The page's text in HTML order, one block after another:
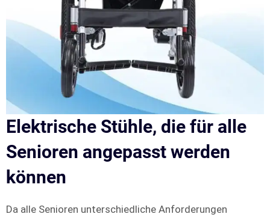
Elektrische Stühle, die für alle
Senioren angepasst werden
können
Da alle Senioren unterschiedliche Anforderungen